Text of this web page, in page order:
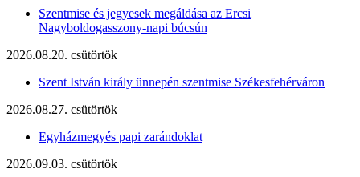
Szentmise és jegyesek megáldása az Ercsi
Nagyboldogasszony-napi búcsún
2026.08.20. csütörtök
Szent István király ünnepén szentmise Székesfehérváron
2026.08.27. csütörtök
Egyházmegyés papi zarándoklat
2026.09.03. csütörtök